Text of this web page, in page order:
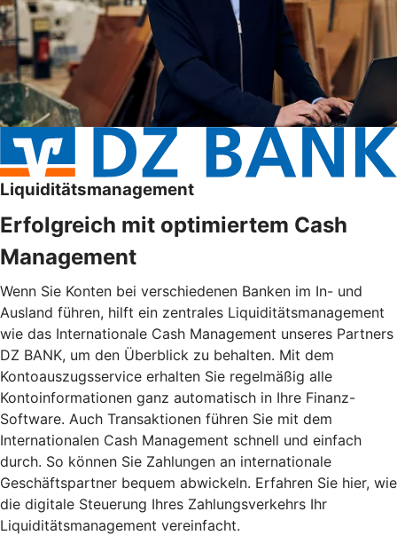
Liquiditätsmanagement
Erfolgreich mit optimiertem Cash
Management
Wenn Sie Konten bei verschiedenen Banken im In- und
Ausland führen, hilft ein zentrales Liquiditätsmanagement
wie das Internationale Cash Management unseres Partners
DZ BANK, um den Überblick zu behalten. Mit dem
Kontoauszugsservice erhalten Sie regelmäßig alle
Kontoinformationen ganz automatisch in Ihre Finanz-
Software. Auch Transaktionen führen Sie mit dem
Internationalen Cash Management schnell und einfach
durch. So können Sie Zahlungen an internationale
Geschäftspartner bequem abwickeln. Erfahren Sie hier, wie
die digitale Steuerung Ihres Zahlungsverkehrs Ihr
Liquiditätsmanagement vereinfacht.